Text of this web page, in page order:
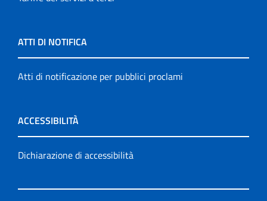
ATTI DI NOTIFICA
Atti di notificazione per pubblici proclami
ACCESSIBILITÀ
Dichiarazione di accessibilità